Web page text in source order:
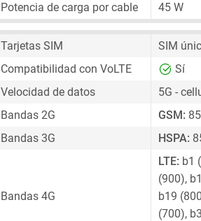
Potencia de carga por cable
45 W
Tarjetas SIM SIM
Compatibilidad con VoLTE
Sí
Velocidad de datos
5G -
Bandas 2G
GSM:
Bandas 3G
HSPA:
Bandas 4G
LTE: b1
(900),
b19
(700),